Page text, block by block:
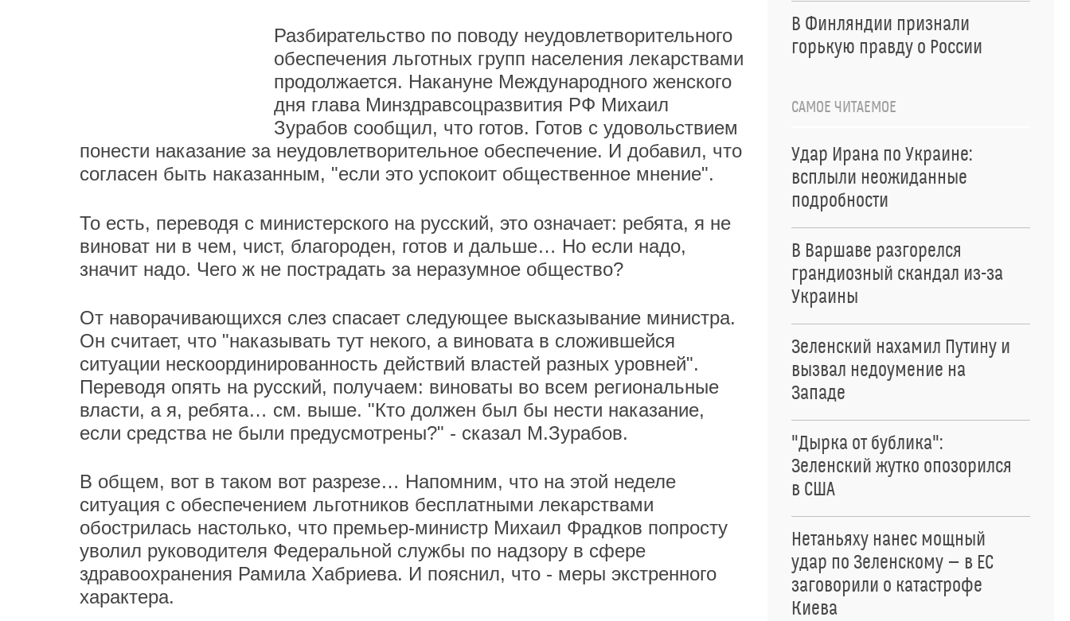
Разбирательство по поводу неудовлетворительного
обеспечения льготных групп населения лекарствами
продолжается. Накануне Международного женского
дня глава Минздравсоцразвития РФ Михаил
Зурабов сообщил, что готов. Готов с удовольствием
понести наказание за неудовлетворительное обеспечение. И добавил, что
согласен быть наказанным, "если это успокоит общественное мнение".
То есть, переводя с министерского на русский, это означает: ребята, я не
виноват ни в чем, чист, благороден, готов и дальше… Но если надо,
значит надо. Чего ж не пострадать за неразумное общество?
От наворачивающихся слез спасает следующее высказывание министра.
Он считает, что "наказывать тут некого, а виновата в сложившейся
ситуации нескоординированность действий властей разных уровней".
Переводя опять на русский, получаем: виноваты во всем региональные
власти, а я, ребята… см. выше. "Кто должен был бы нести наказание,
если средства не были предусмотрены?" - сказал М.Зурабов.
В общем, вот в таком вот разрезе… Напомним, что на этой неделе
ситуация с обеспечением льготников бесплатными лекарствами
обострилась настолько, что премьер-министр Михаил Фрадков попросту
уволил руководителя Федеральной службы по надзору в сфере
здравоохранения Рамила Хабриева. И пояснил, что - меры экстренного
характера.
В Финляндии признали
горькую правду о России
САМОЕ ЧИТАЕМОЕ
Удар Ирана по Украине:
всплыли неожиданные
подробности
В Варшаве разгорелся
грандиозный скандал из-за
Украины
Зеленский нахамил Путину и
вызвал недоумение на
Западе
"Дырка от бублика":
Зеленский жутко опозорился
в США
Нетаньяху нанес мощный
удар по Зеленскому — в ЕС
заговорили о катастрофе
Киева